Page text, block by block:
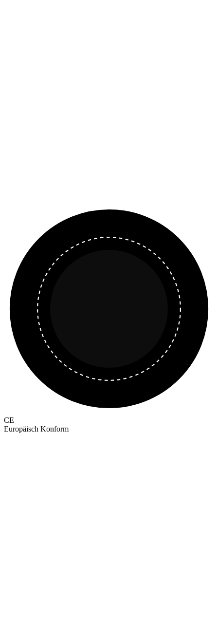
CE
Europäisch Konform